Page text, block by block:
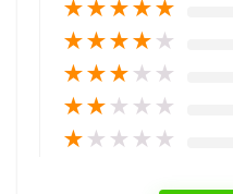
★★★★★
★★★★ ★
★★★ ★ ★
★★ ★ ★ ★
★ ★ ★ ★ ★